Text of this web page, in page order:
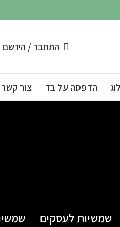
התחבר / הירשם
הדפסה על בד צור קשר
שמשיות לעסקים